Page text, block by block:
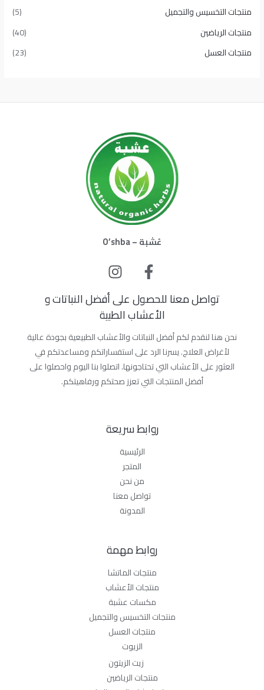
منتجات التخسيس والتجميل
(5)
منتجات الرياضين
(40)
منتجات العسل
(23)
عُشبة – O’shba
تواصل معنا للحصول على أفضل النباتات و
الأعشاب الطبية
نحن هنا لنقدم لكم أفضل النباتات والأعشاب الطبيعية بجودة عالية
لأغراض العلاج. يسرنا الرد على استفساراتكم ومساعدتكم في
العثور على الأعشاب التي تحتاجونها. اتصلوا بنا اليوم واحصلوا على
أفضل المنتجات التي تعزز صحتكم ورفاهيتكم.
روابط سريعة
الرئيسية
المتجر
من نحن
تواصل معنا
المدونة
روابط مهمة
منتجات الماتشا
منتجات الأعشاب
مكسات عشبة
منتجات التخسيس والتجميل
منتجات العسل
الزيوت
زيت الزيتون
منتجات الرياضين